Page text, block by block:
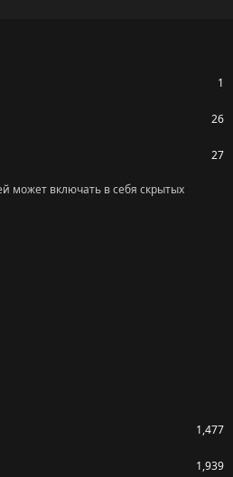
1
26
27
может включать в себя скрытых
1,477
1,939